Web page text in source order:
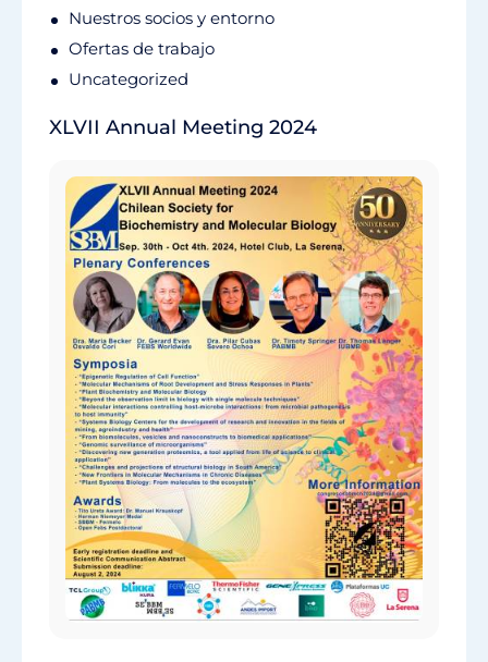
Nuestros socios y entorno
Ofertas de trabajo
Uncategorized
XLVII Annual Meeting 2024